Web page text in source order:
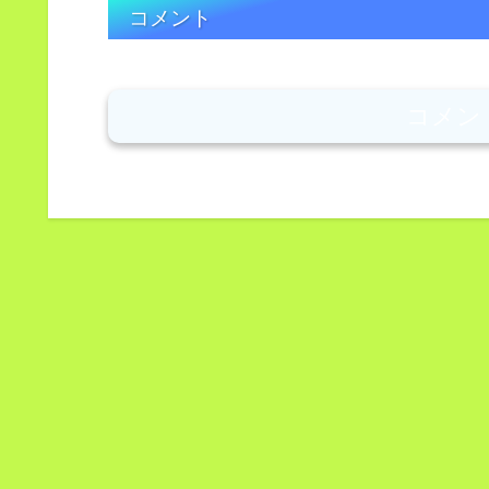
コメント